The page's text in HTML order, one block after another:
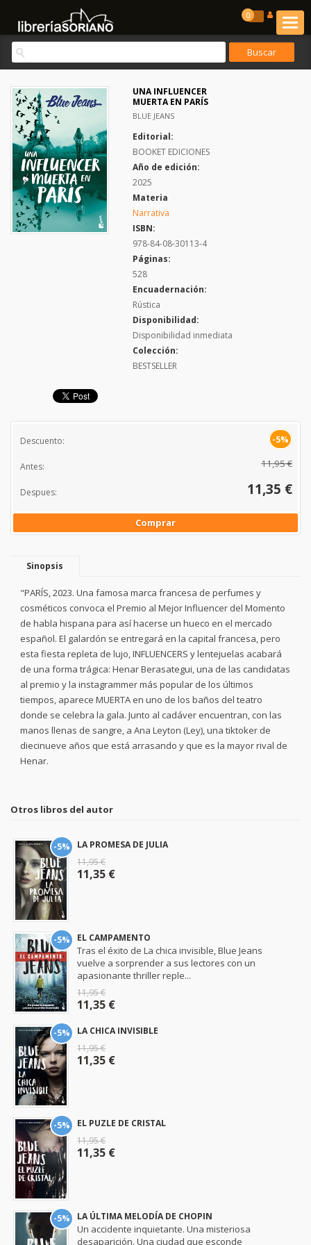
0
UNA INFLUENCER
MUERTA EN PARÍS
BLUE JEANS
Editorial:
BOOKET EDICIONES
Año de edición:
2025
Materia
Narrativa
ISBN:
978-84-08-30113-4
Páginas:
528
Encuadernación:
Rústica
Disponibilidad:
Disponibilidad inmediata
Colección:
BESTSELLER
Descuento: -5%
Antes: 11,95 €
Despues: 11,35 €
Comprar
Sinopsis
"PARÍS, 2023. Una famosa marca francesa de perfumes y
cosméticos convoca el Premio al Mejor Influencer del Momento
de habla hispana para así hacerse un hueco en el mercado
español. El galardón se entregará en la capital francesa, pero
esta fiesta repleta de lujo, INFLUENCERS y lentejuelas acabará
de una forma trágica: Henar Berasategui, una de las candidatas
al premio y la instagrammer más popular de los últimos
tiempos, aparece MUERTA en uno de los baños del teatro
donde se celebra la gala. Junto al cadáver encuentran, con las
manos llenas de sangre, a Ana Leyton (Ley), una tiktoker de
diecinueve años que está arrasando y que es la mayor rival de
Henar.
Otros libros del autor
-5%
LA PROMESA DE JULIA
11,95 €
11,35 €
-5% EL CAMPAMENTO
Tras el éxito de La chica invisible, Blue Jeans
vuelve a sorprender a sus lectores con un
apasionante thriller reple...
11,95 €
11,35 €
-5%
LA CHICA INVISIBLE
11,95 €
11,35 €
-5%
EL PUZLE DE CRISTAL
11,95 €
11,35 €
-5% LA ÚLTIMA MELODÍA DE CHOPIN
Un accidente inquietante. Una misteriosa
desaparición. Una ciudad que esconde